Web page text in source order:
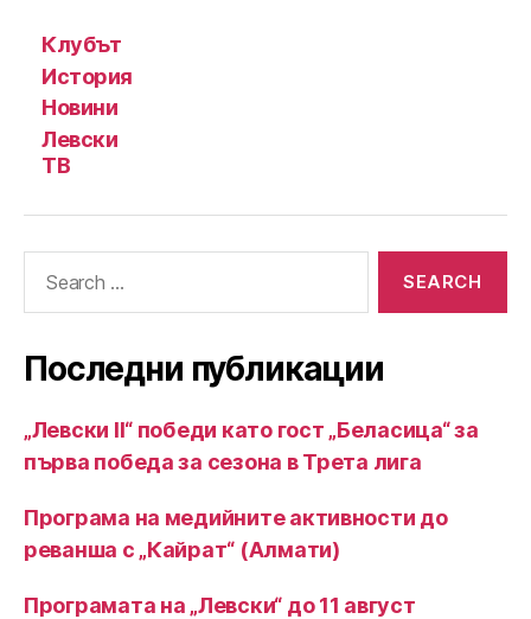
Клубът
История
Новини
Левски
ТВ
Последни публикации
„Левски II“ победи като гост „Беласица“ за
първа победа за сезона в Трета лига
Програма на медийните активности до
реванша с „Кайрат“ (Алмати)
Програмата на „Левски“ до 11 август